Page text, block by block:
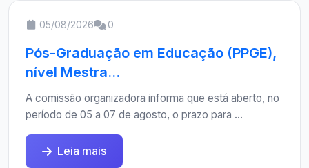
05/08/2026 0
Pós-Graduação em Educação (PPGE),
nível Mestra...
A comissão organizadora informa que está aberto, no
período de 05 a 07 de agosto, o prazo para ...
Leia mais